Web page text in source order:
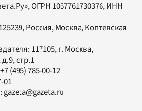
, ОГРН 1067761730376, ИНН
Россия, Москва, Коптевская
117105, г. Москва,
стр.1
+7 (495) 785-00-12
01
gazeta@gazeta.ru